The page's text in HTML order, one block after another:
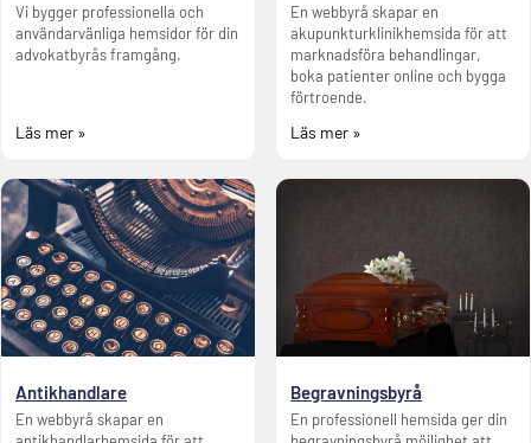
Vi bygger professionella och
användarvänliga hemsidor för din
advokatbyrås framgång.
Läs mer »
En webbyrå skapar en
akupunkturklinikhemsida för att
marknadsföra behandlingar,
boka patienter online och bygga
förtroende.
Läs mer »
Antikhandlare
En webbyrå skapar en
Begravningsbyrå
En professionell hemsida ger din